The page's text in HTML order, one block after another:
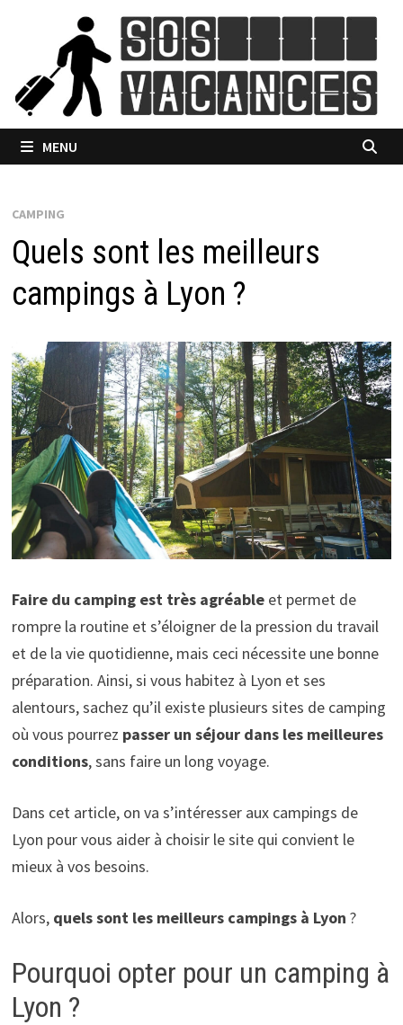
MENU
CAMPING
Quels sont les meilleurs
campings à Lyon ?
Faire du camping est très agréable et permet de
rompre la routine et s’éloigner de la pression du travail
et de la vie quotidienne, mais ceci nécessite une bonne
préparation. Ainsi, si vous habitez à Lyon et ses
alentours, sachez qu’il existe plusieurs sites de camping
où vous pourrez passer un séjour dans les meilleures
conditions, sans faire un long voyage.
Dans cet article, on va s’intéresser aux campings de
Lyon pour vous aider à choisir le site qui convient le
mieux à vos besoins.
Alors, quels sont les meilleurs campings à Lyon ?
Pourquoi opter pour un camping à
Lyon ?